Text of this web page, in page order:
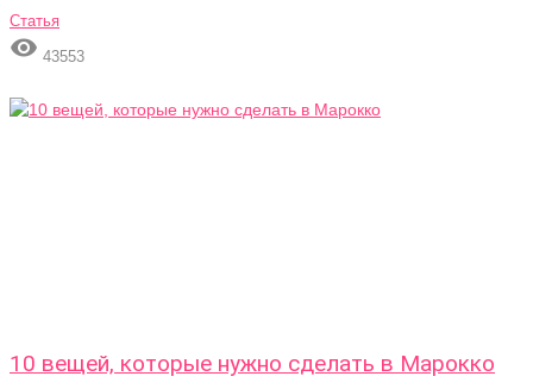
Статья
 43553
10 вещей, которые нужно сделать в Марокко